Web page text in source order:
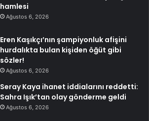
hamlesi
Ağustos 6, 2026
Eren Kaşıkçı’nın şampiyonluk afişini
hurdalıkta bulan kişiden öğüt gibi
sözler!
Ağustos 6, 2026
Seray Kaya ihanet iddialarını reddetti:
Sahra Işık’tan olay gönderme geldi
Ağustos 6, 2026